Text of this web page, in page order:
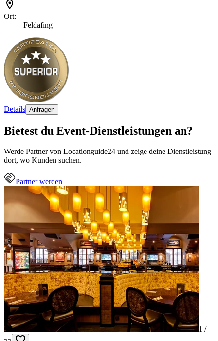
Ort:
Feldafing
Details Anfragen
Bietest du Event-Dienstleistungen an?
Werde Partner von Locationguide24 und zeige deine Dienstleistung
dort, wo Kunden suchen.
Partner werden
1 /